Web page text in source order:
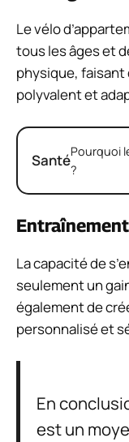
Le vélo
tous les âges et
physique, faisant
polyvalent et
SantéPourquoi
?
La capacité de
seulement un
également de
personnalisé et
En
est un